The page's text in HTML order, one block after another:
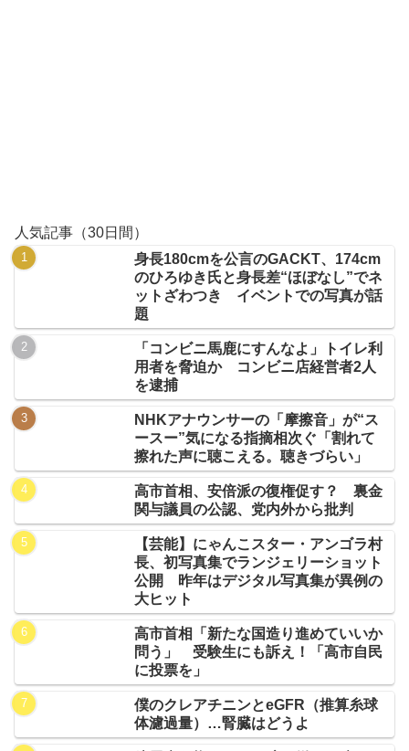
人気記事（30日間）
身長180cmを公言のGACKT、174cm
のひろゆき氏と身長差“ほぼなし”でネ
ットざわつき イベントでの写真が話
題
「コンビニ馬鹿にすんなよ」トイレ利
用者を脅迫か コンビニ店経営者2人
を逮捕
NHKアナウンサーの「摩擦音」が“ス
ースー”気になる指摘相次ぐ「割れて
擦れた声に聴こえる。聴きづらい」
高市首相、安倍派の復権促す？ 裏金
関与議員の公認、党内外から批判
【芸能】にゃんこスター・アンゴラ村
長、初写真集でランジェリーショット
公開 昨年はデジタル写真集が異例の
大ヒット
高市首相「新たな国造り進めていいか
問う」 受験生にも訴え！「高市自民
に投票を」
僕のクレアチニンとeGFR（推算糸球
体濾過量）…腎臓はどうよ